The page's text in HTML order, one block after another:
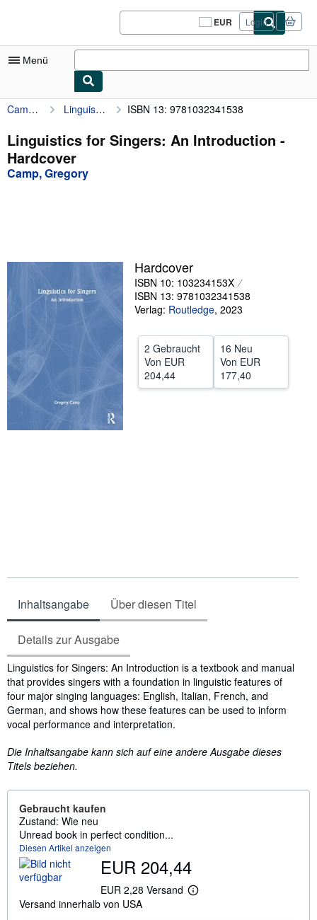
EUR
Seite
der
Login
Menü
Nutzerkonto
Meine Bestellungen
Logout
Kunst & Sammlerstücke
Verkäufer werden
SCHLIESSEN
Camp, Gregory Linguistics for Singers: An Introduction ISBN 13: 9781032341538
Linguistics for Singers: An Introduction -
Hardcover
Camp, Gregory
Hardcover
ISBN 10: 103234153X
ISBN 13: 9781032341538
Verlag: Routledge, 2023
2 Gebraucht
Von EUR
204,44
16 Neu
Von EUR
177,40
Inhaltsangabe Über diesen Titel
Details zur Ausgabe
Inhaltsangabe
Linguistics for Singers: An Introduction is a textbook and manual
that provides singers with a foundation in linguistic features of
four major singing languages: English, Italian, French, and
German, and shows how these features can be used to inform
vocal performance and interpretation.
Die Inhaltsangabe kann sich auf eine andere Ausgabe dieses
Titels beziehen.
Gebraucht kaufen
Zustand: Wie neu
Unread book in perfect condition...
Diesen Artikel anzeigen
EUR 204,44
EUR 2,28 Versand
W
Versand innerhalb von USA